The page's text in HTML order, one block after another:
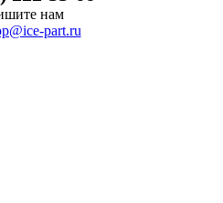
нам
part.ru